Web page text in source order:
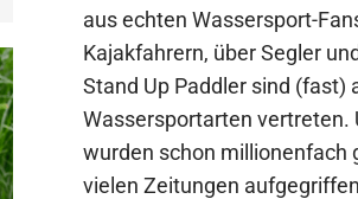
aus echten Wassersport-
Kajakfahrern, über Segler
Stand Up Paddler sind (fast)
Wassersportarten vertreten.
wurden schon millionenfach
vielen Zeitungen